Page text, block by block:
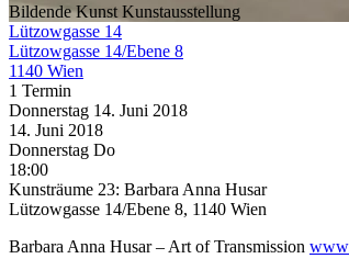
Bildende Kunst Kunstausstellung
Lützowgasse 14
Lützowgasse 14/Ebene 8
1140 Wien
1 Termin
Donnerstag 14. Juni 2018
14. Juni 2018
Donnerstag Do
18:00
Kunsträume 23: Barbara Anna Husar
Lützowgasse 14/Ebene 8, 1140 Wien
Barbara Anna Husar – Art of Transmission